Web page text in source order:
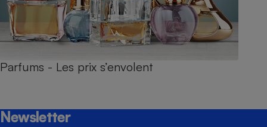
Parfums - Les prix s’envolent
Newsletter